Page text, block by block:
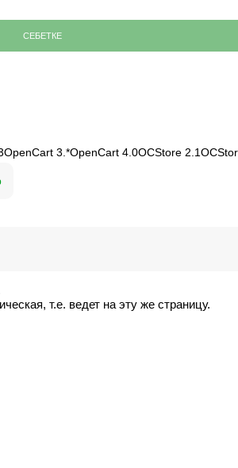
СЕБЕТКЕ
OpenCart 3.*OpenCart 4.0OCStore 2.1
т.е. ведет на эту же страницу.